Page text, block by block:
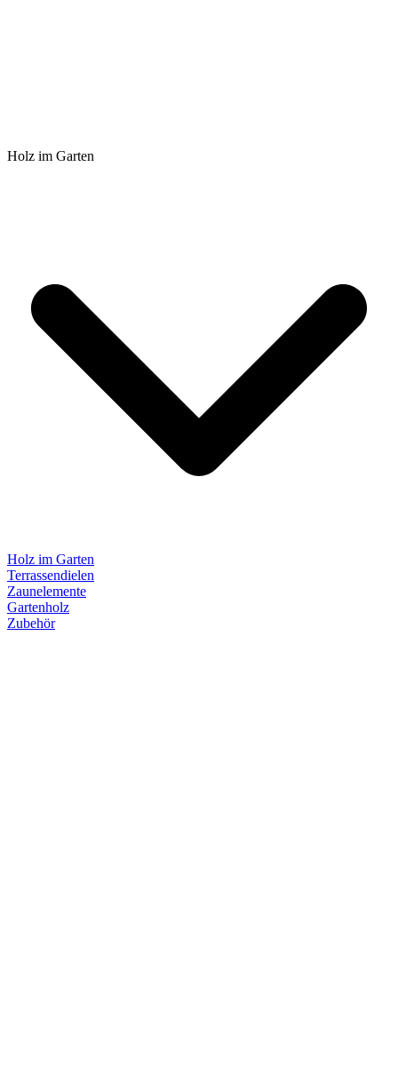
Holz im Garten
Holz im Garten
Terrassendielen
Zaunelemente
Gartenholz
Zubehör